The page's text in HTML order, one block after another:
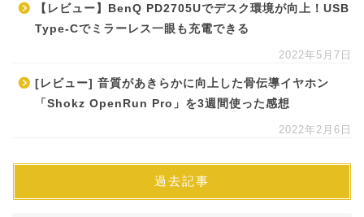
【レビュー】BenQ PD2705Uでデスク環境が向上！USB
Type-Cでミラーレス一眼も充電できる
2022年5月7日
[レビュー] 音質があきらかに向上した骨伝導イヤホン
「Shokz OpenRun Pro」を3週間使った感想
2022年2月6日
過去記事